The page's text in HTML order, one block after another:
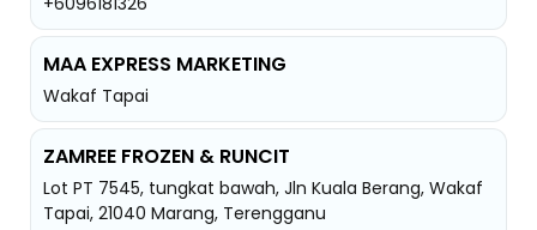
MAA EXPRESS MARKETING
Wakaf Tapai
ZAMREE FROZEN & RUNCIT
Lot PT 7545, tungkat bawah, Jln Kuala Berang, Wakaf
Tapai, 21040 Marang, Terengganu